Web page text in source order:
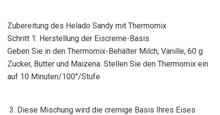
Zubereitung des Helado Sandy mit Thermomix
Schritt 1: Herstellung der Eiscreme-Basis
Geben Sie in den Thermomix-Behälter Milch, Vanille, 60 g
Zucker, Butter und Maizena. Stellen Sie den Thermomix ein
auf 10 Minuten/100°/Stufe
3. Diese Mischung wird die cremige Basis Ihres Eises